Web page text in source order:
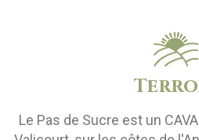
Le Pas de Sucre est un